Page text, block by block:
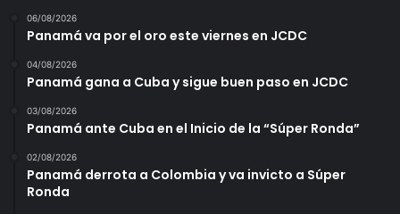
06/08/2026
Panamá va por el oro este viernes en JCDC
04/08/2026
Panamá gana a Cuba y sigue buen paso en JCDC
03/08/2026
Panamá ante Cuba en el Inicio de la “Súper Ronda”
02/08/2026
Panamá derrota a Colombia y va invicto a Súper
Ronda